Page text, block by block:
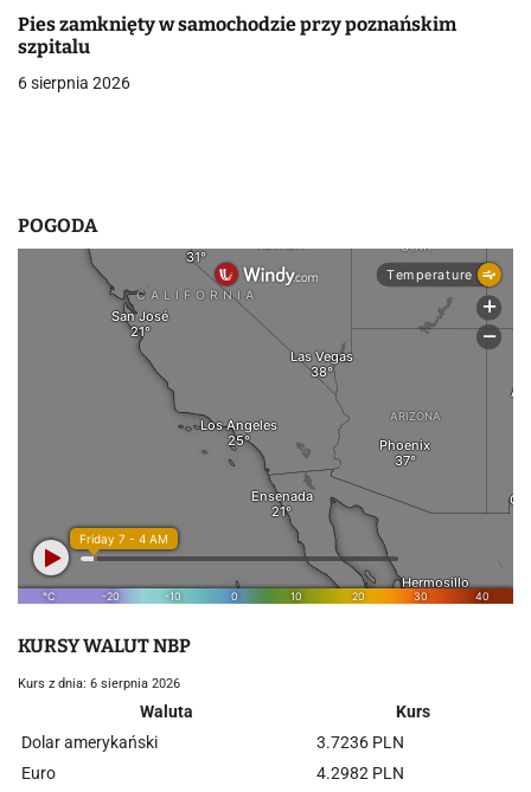
i
s
Pies zamknięty w samochodzie przy poznańskim
szpitalu
6 sierpnia 2026
POGODA
KURSY WALUT NBP
Kurs z dnia: 6 sierpnia 2026
Waluta
Kurs
Dolar amerykański
3.7236 PLN
Euro
4.2982 PLN